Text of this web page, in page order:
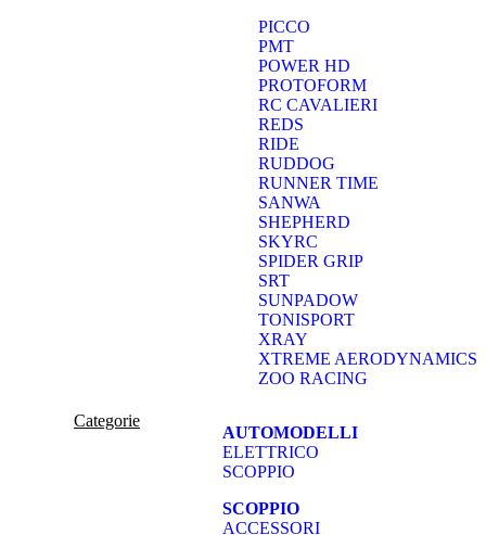
PICCO
PMT
POWER HD
PROTOFORM
RC CAVALIERI
REDS
RIDE
RUDDOG
RUNNER TIME
SANWA
SHEPHERD
SKYRC
SPIDER GRIP
SRT
SUNPADOW
TONISPORT
XRAY
XTREME AERODYNAMICS
ZOO RACING
Categorie
AUTOMODELLI
ELETTRICO
SCOPPIO
SCOPPIO
ACCESSORI